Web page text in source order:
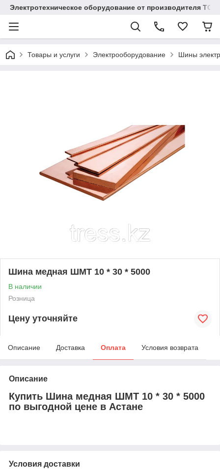
Электротехническое оборудование от производителя TOO
Товары и услуги Электрооборудование Шины
Шина медная ШМТ 10 * 30 * 5000
В наличии
Розница
Цену уточняйте
Описание Доставка Оплата Условия возврата
Описание
Купить Шина медная ШМТ 10 * 30 * 5000
по выгодной цене в Астане
Условия доставки